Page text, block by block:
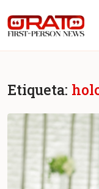
Etiqueta: